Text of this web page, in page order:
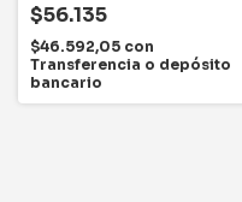
$56.135
$46.592,05 con
Transferencia o depósito
bancario